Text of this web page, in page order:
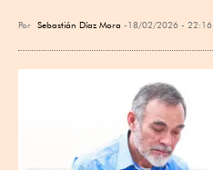
Por Sebastián Díaz Mora 18/02/2026 - 22:16